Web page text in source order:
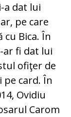
a dat lui
pe care
Bica. În
fi dat lui
ofiţer de
card. În
Ovidiu
Carom